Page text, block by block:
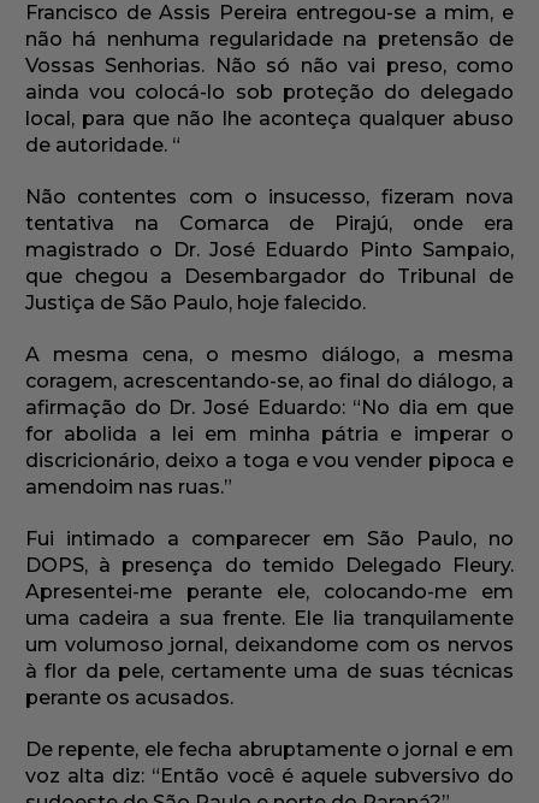
Francisco de Assis Pereira entregou-se a mim, e
não há nenhuma regularidade na pretensão de
Vossas Senhorias. Não só não vai preso, como
ainda vou colocá-lo sob proteção do delegado
local, para que não lhe aconteça qualquer abuso
de autoridade. “
Não contentes com o insucesso, fizeram nova
tentativa na Comarca de Pirajú, onde era
magistrado o Dr. José Eduardo Pinto Sampaio,
que chegou a Desembargador do Tribunal de
Justiça de São Paulo, hoje falecido.
A mesma cena, o mesmo diálogo, a mesma
coragem, acrescentando-se, ao final do diálogo, a
afirmação do Dr. José Eduardo: “No dia em que
for abolida a lei em minha pátria e imperar o
discricionário, deixo a toga e vou vender pipoca e
amendoim nas ruas.”
Fui intimado a comparecer em São Paulo, no
DOPS, à presença do temido Delegado Fleury.
Apresentei-me perante ele, colocando-me em
uma cadeira a sua frente. Ele lia tranquilamente
um volumoso jornal, deixandome com os nervos
à flor da pele, certamente uma de suas técnicas
perante os acusados.
De repente, ele fecha abruptamente o jornal e em
voz alta diz: “Então você é aquele subversivo do